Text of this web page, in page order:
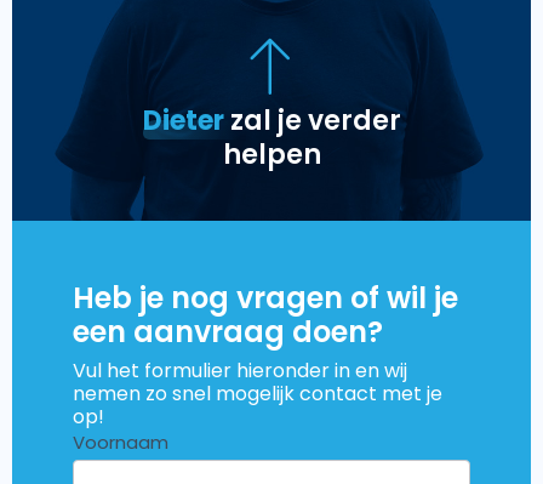
Dieterzal je verder
helpen
Heb je nog vragen of wil je
een aanvraag doen?
Vul het formulier hieronder in en wij
nemen zo snel mogelijk contact met je
op!
Dienst
aanvraagformulier
Voornaam